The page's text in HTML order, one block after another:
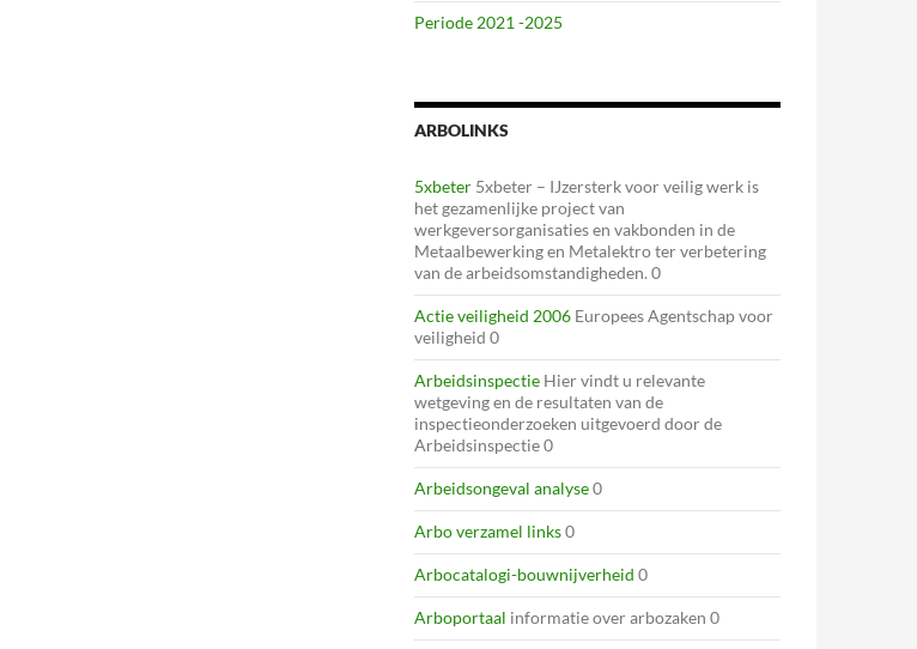
Periode 2021 -2025
ARBOLINKS
5xbeter 5xbeter – IJzersterk voor veilig werk is
het gezamenlijke project van
werkgeversorganisaties en vakbonden in de
Metaalbewerking en Metalektro ter verbetering
van de arbeidsomstandigheden. 0
Actie veiligheid 2006 Europees Agentschap voor
veiligheid 0
Arbeidsinspectie Hier vindt u relevante
wetgeving en de resultaten van de
inspectieonderzoeken uitgevoerd door de
Arbeidsinspectie 0
Arbeidsongeval analyse0
Arbo verzamel links0
Arbocatalogi-bouwnijverheid 0
Arboportaal informatie over arbozaken 0